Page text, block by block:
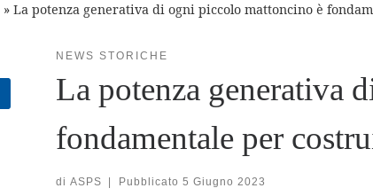
» La potenza generativa di ogni piccolo mattoncino è
NEWS STORICHE
La potenza generativa
fondamentale per
di ASPS | Pubblicato5 Giugno 2023